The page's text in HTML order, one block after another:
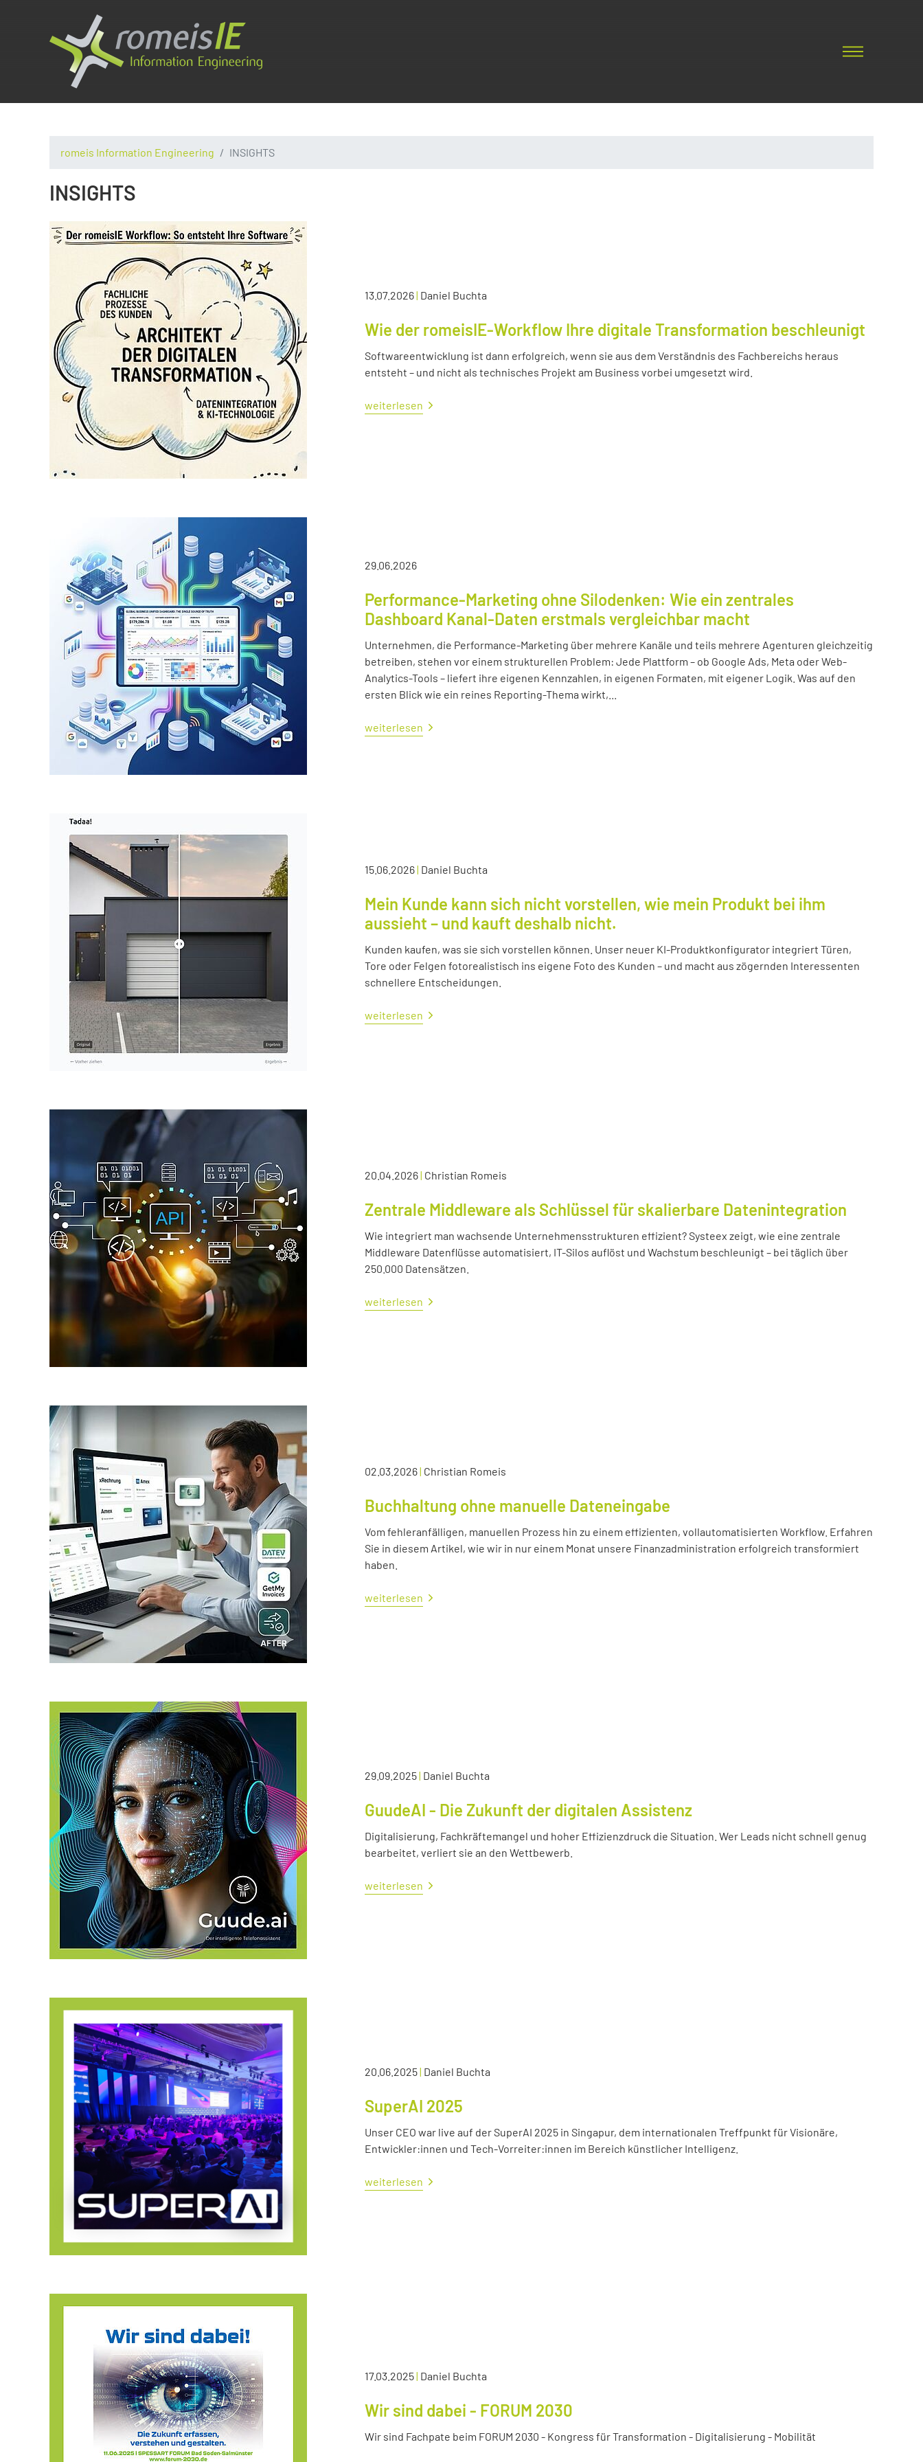
romeis Information Engineering INSIGHTS
INSIGHTS
13.07.2026| Daniel Buchta
Wie der romeisIE-Workflow Ihre digitale Transformation beschleunigt
Softwareentwicklung ist dann erfolgreich, wenn sie aus dem Verständnis des Fachbereichs heraus
entsteht – und nicht als technisches Projekt am Business vorbei umgesetzt wird.
weiterlesen
29.06.2026
Performance-Marketing ohne Silodenken: Wie ein zentrales
Dashboard Kanal-Daten erstmals vergleichbar macht
Unternehmen, die Performance-Marketing über mehrere Kanäle und teils mehrere Agenturen gleichzeitig
betreiben, stehen vor einem strukturellen Problem: Jede Plattform – ob Google Ads, Meta oder Web-
Analytics-Tools – liefert ihre eigenen Kennzahlen, in eigenen Formaten, mit eigener Logik. Was auf den
ersten Blick wie ein reines Reporting-Thema wirkt,...
weiterlesen
15.06.2026| Daniel Buchta
Mein Kunde kann sich nicht vorstellen, wie mein Produkt bei ihm
aussieht – und kauft deshalb nicht.
Kunden kaufen, was sie sich vorstellen können. Unser neuer KI-Produktkonfigurator integriert Türen,
Tore oder Felgen fotorealistisch ins eigene Foto des Kunden – und macht aus zögernden Interessenten
schnellere Entscheidungen.
weiterlesen
20.04.2026| Christian Romeis
Zentrale Middleware als Schlüssel für skalierbare Datenintegration
Wie integriert man wachsende Unternehmensstrukturen effizient? Systeex zeigt, wie eine zentrale
Middleware Datenflüsse automatisiert, IT-Silos auflöst und Wachstum beschleunigt – bei täglich über
250.000 Datensätzen.
weiterlesen
02.03.2026| Christian Romeis
Buchhaltung ohne manuelle Dateneingabe
Vom fehleranfälligen, manuellen Prozess hin zu einem effizienten, vollautomatisierten Workflow. Erfahren
Sie in diesem Artikel, wie wir in nur einem Monat unsere Finanzadministration erfolgreich transformiert
haben.
weiterlesen
29.09.2025| Daniel Buchta
GuudeAI - Die Zukunft der digitalen Assistenz
Digitalisierung, Fachkräftemangel und hoher Effizienzdruck die Situation. Wer Leads nicht schnell genug
bearbeitet, verliert sie an den Wettbewerb.
weiterlesen
20.06.2025| Daniel Buchta
SuperAI 2025
Unser CEO war live auf der SuperAI 2025 in Singapur, dem internationalen Treffpunkt für Visionäre,
Entwickler:innen und Tech-Vorreiter:innen im Bereich künstlicher Intelligenz.
weiterlesen
17.03.2025| Daniel Buchta
Wir sind dabei - FORUM 2030
Wir sind Fachpate beim FORUM 2030 - Kongress für Transformation - Digitalisierung - Mobilität